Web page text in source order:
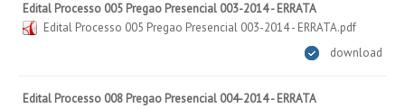
Edital Processo 005 Pregao Presencial 003-2014 - ERRATA
Edital Processo 005 Pregao Presencial 003-2014 - ERRATA.pdf
download
Edital Processo 008 Pregao Presencial 004-2014 - ERRATA